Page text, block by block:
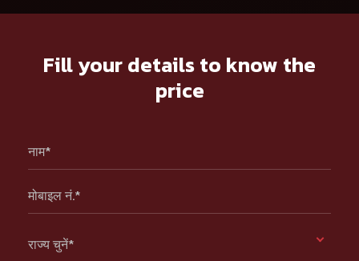
Fill your details to know the
price
नाम*
मोबाइल नं.*
राज्य चुनें*